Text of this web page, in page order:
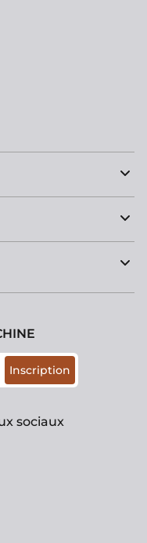
Inscription
sociaux